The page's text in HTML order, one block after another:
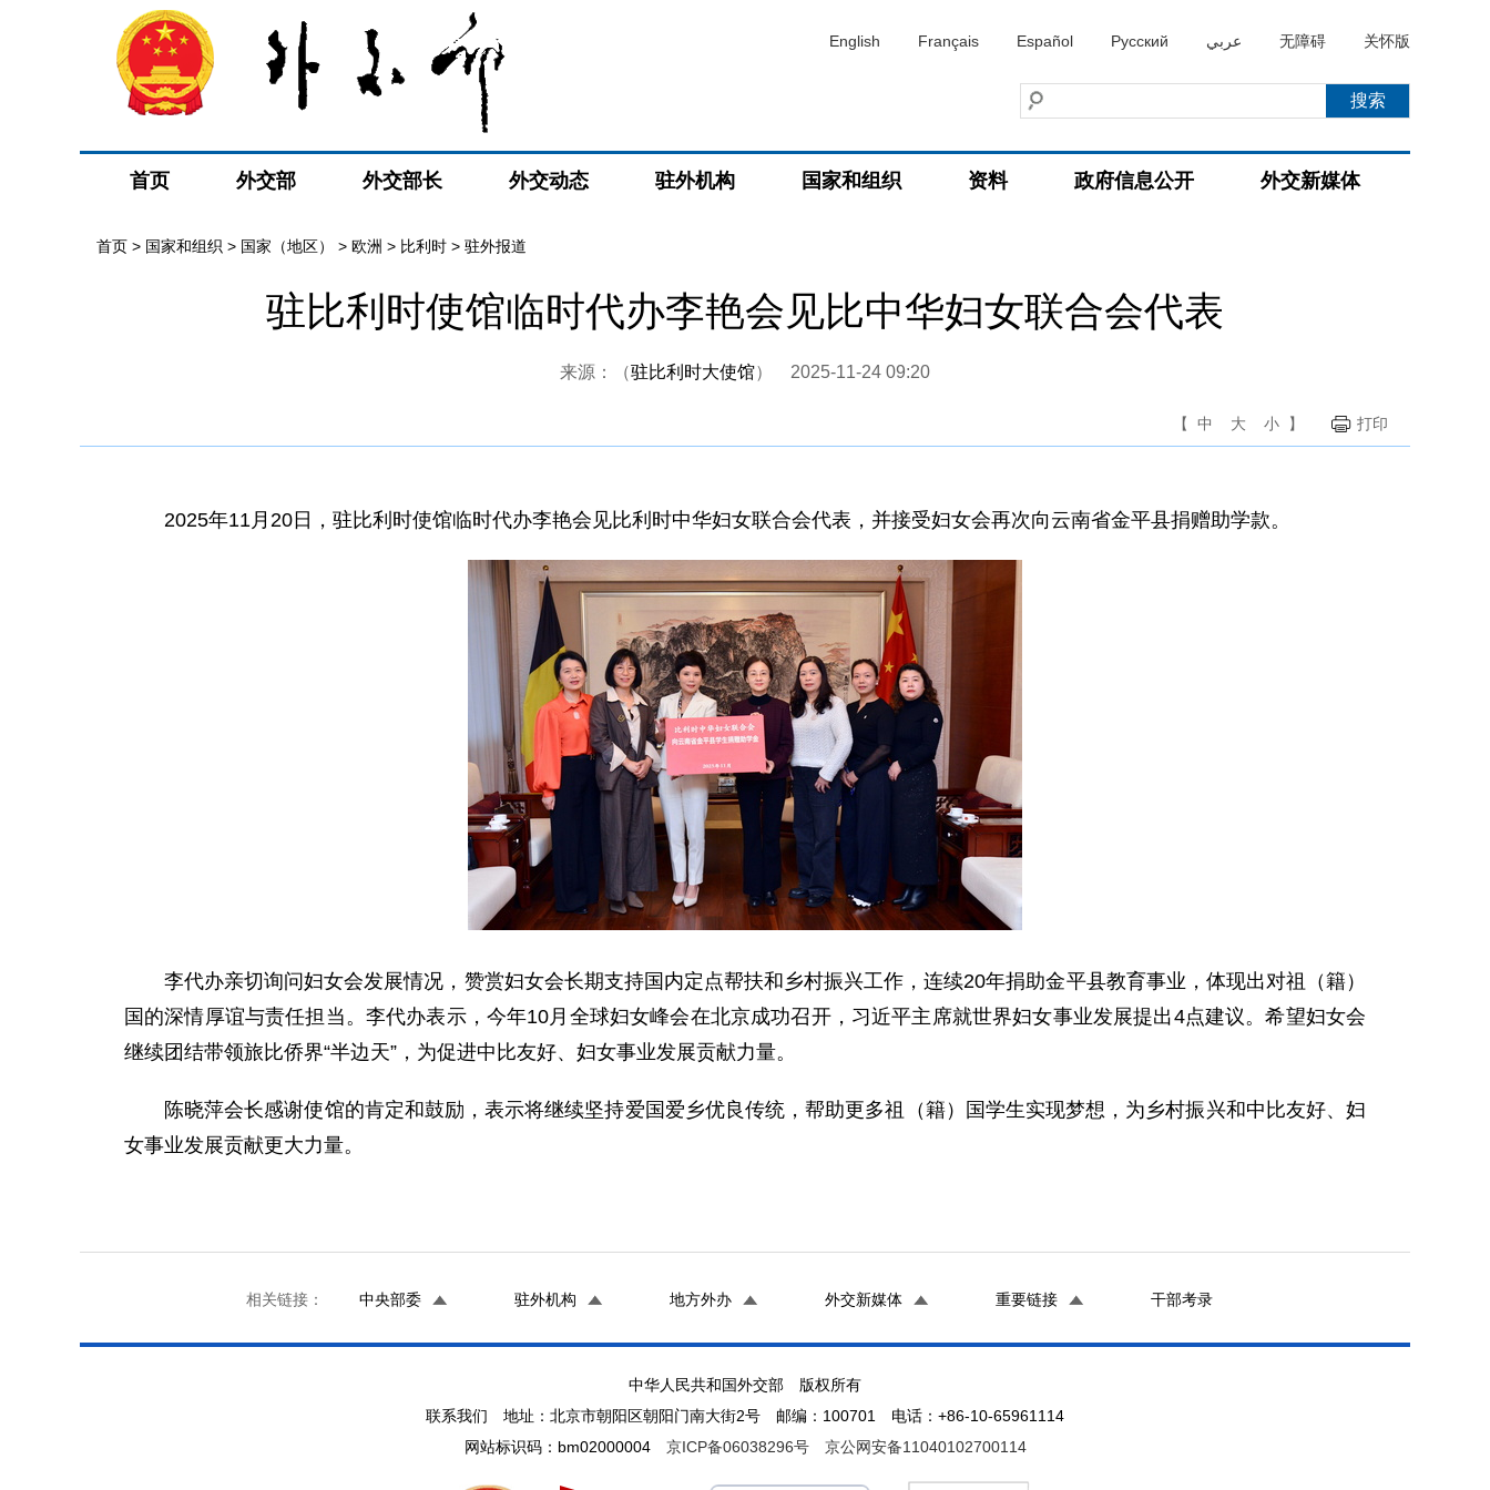
English Français Español Русский عربي 无障碍 关怀版
首页 外交部 外交部长 外交动态 驻外机构 国家和组织 资料 政府信息公开 外交新媒体
首页 > 国家和组织 > 国家（地区） > 欧洲 > 比利时 > 驻外报道
驻比利时使馆临时代办李艳会见比中华妇女联合会代表
来源：（驻比利时大使馆） 2025-11-24 09:20
【 中 大 小 】 打印
2025年11月20日，驻比利时使馆临时代办李艳会见比利时中华妇女联合会代表，并接受妇女会再次向云南省金平县捐赠助学款。
李代办亲切询问妇女会发展情况，赞赏妇女会长期支持国内定点帮扶和乡村振兴工作，连续20年捐助金平县教育事业，体现出对祖（籍）
国的深情厚谊与责任担当。李代办表示，今年10月全球妇女峰会在北京成功召开，习近平主席就世界妇女事业发展提出4点建议。希望妇女会
继续团结带领旅比侨界“半边天”，为促进中比友好、妇女事业发展贡献力量。
陈晓萍会长感谢使馆的肯定和鼓励，表示将继续坚持爱国爱乡优良传统，帮助更多祖（籍）国学生实现梦想，为乡村振兴和中比友好、妇
女事业发展贡献更大力量。
相关链接： 中央部委 驻外机构 地方外办 外交新媒体 重要链接 干部考录
中华人民共和国外交部 版权所有
联系我们 地址：北京市朝阳区朝阳门南大街2号 邮编：100701 电话：+86-10-65961114
网站标识码：bm02000004 京ICP备06038296号 京公网安备11040102700114